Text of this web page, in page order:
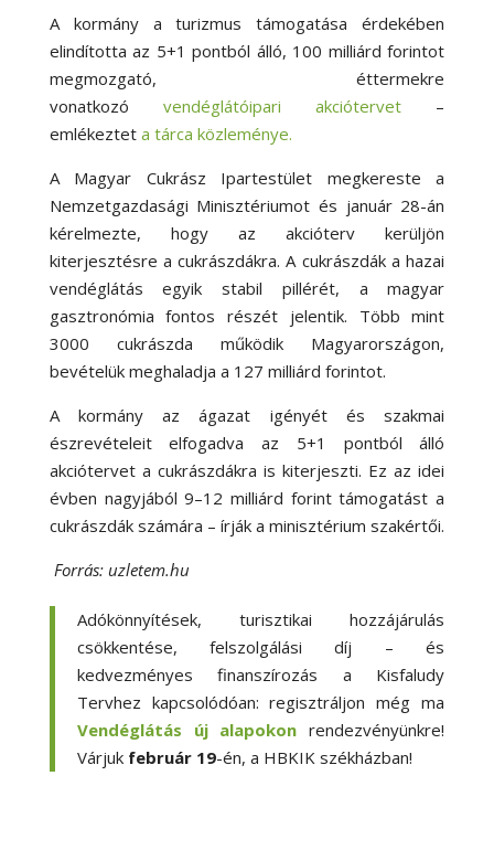
A kormány a turizmus támogatása érdekében
elindította az 5+1 pontból álló, 100 milliárd forintot
megmozgató, éttermekre
vonatkozó vendéglátóipari akciótervet –
emlékeztet a tárca közleménye.
A Magyar Cukrász Ipartestület megkereste a
Nemzetgazdasági Minisztériumot és január 28-án
kérelmezte, hogy az akcióterv kerüljön
kiterjesztésre a cukrászdákra. A cukrászdák a hazai
vendéglátás egyik stabil pillérét, a magyar
gasztronómia fontos részét jelentik. Több mint
3000 cukrászda működik Magyarországon,
bevételük meghaladja a 127 milliárd forintot.
A kormány az ágazat igényét és szakmai
észrevételeit elfogadva az 5+1 pontból álló
akciótervet a cukrászdákra is kiterjeszti. Ez az idei
évben nagyjából 9–12 milliárd forint támogatást a
cukrászdák számára – írják a minisztérium szakértői.
Forrás: uzletem.hu
Adókönnyítések, turisztikai hozzájárulás
csökkentése, felszolgálási díj – és
kedvezményes finanszírozás a Kisfaludy
Tervhez kapcsolódóan: regisztráljon még ma
Vendéglátás új alapokon rendezvényünkre!
Várjuk február 19-én, a HBKIK székházban!